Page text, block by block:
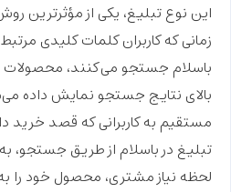
این نوع تبلیغ، یکی از مؤثرترین
زمانی که کاربران کلمات کلیدی
باسلام جستجو می‌کنند،
بالای نتایج جستجو نمایش داده
مستقیم به کاربرانی که قصد خرید
تبلیغ در باسلام از طریق جستجو،
لحظه نیاز مشتری، محصول خود را